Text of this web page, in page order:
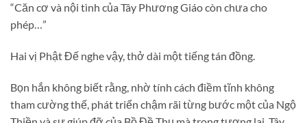
“Căn cơ và nội tình của Tây Phương Giáo còn chưa cho
phép…”
Hai vị Phật Đế nghe vậy, thở dài một tiếng tán đồng.
Bọn hắn không biết rằng, nhờ tính cách điềm tĩnh không
tham cường thế, phát triển chậm rãi từng bước một của Ngộ